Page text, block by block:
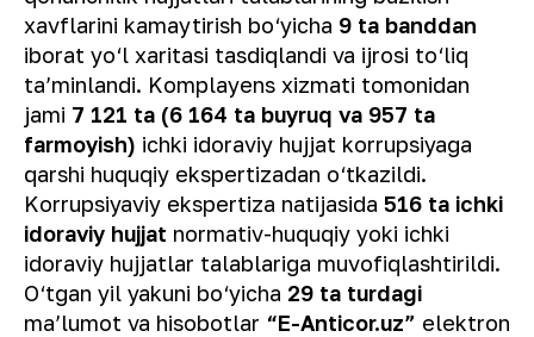
xavflarini kamaytirish bo‘yicha 9 ta banddan
iborat yo‘l xaritasi tasdiqlandi va ijrosi to‘liq
ta’minlandi. Komplayens xizmati tomonidan
jami 7 121 ta (6 164 ta buyruq va 957 ta
farmoyish) ichki idoraviy hujjat korrupsiyaga
qarshi huquqiy ekspertizadan o‘tkazildi.
Korrupsiyaviy ekspertiza natijasida 516 ta ichki
idoraviy hujjat normativ-huquqiy yoki ichki
idoraviy hujjatlar talablariga muvofiqlashtirildi.
O‘tgan yil yakuni bo‘yicha 29 ta turdagi
ma’lumot va hisobotlar “E-Anticor.uz” elektron